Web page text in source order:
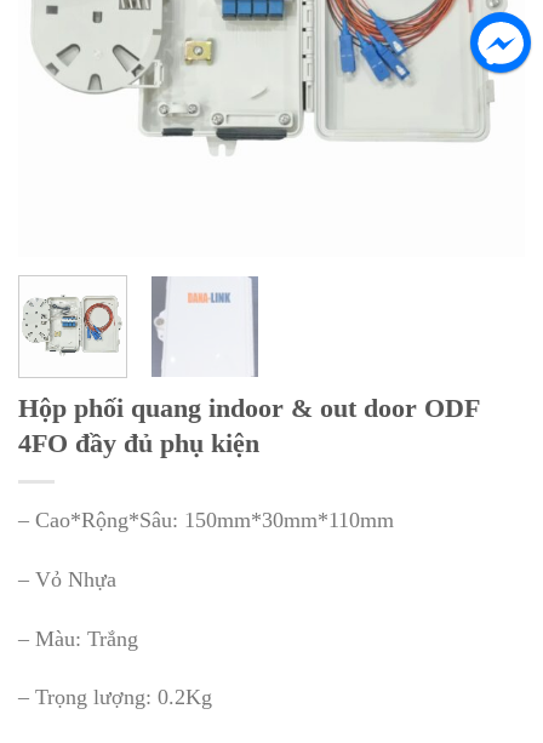
Hộp phối quang indoor & out door ODF
4FO đầy đủ phụ kiện
– Cao*Rộng*Sâu: 150mm*30mm*110mm
– Vỏ Nhựa
– Màu: Trắng
– Trọng lượng: 0.2Kg